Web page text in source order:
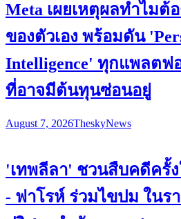
Meta เผยเหตุผลทำไมต้
ของตัวเอง พร้อมดัน
Intelligence' ทุกแพลต
ที่อาจมีต้นทุนซ่อนอยู่
August 7, 2026TheskyNews
'เทพลีลา' ชวนสืบคดีครั้
- ฟาโรห์ ร่วมไขปม ในร